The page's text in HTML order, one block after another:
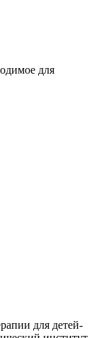
для
для детей-